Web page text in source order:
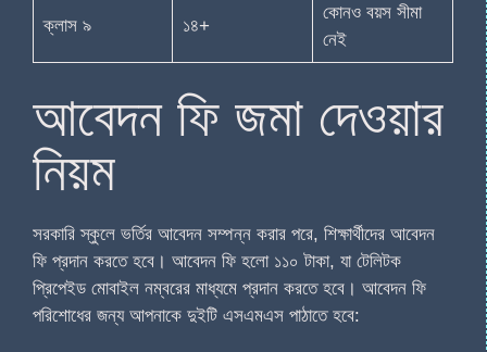
ক্লাস ৯ ১৪+
কোনও বয়স সীমা
নেই
আবেদন ফি জমা দেওয়ার
নিয়ম
সরকারি স্কুলে ভর্তির আবেদন সম্পন্ন করার পরে, শিক্ষার্থীদের আবেদন
ফি প্রদান করতে হবে। আবেদন ফি হলো ১১০ টাকা, যা টেলিটক
প্রিপেইড মোবাইল নম্বরের মাধ্যমে প্রদান করতে হবে। আবেদন ফি
পরিশোধের জন্য আপনাকে দুইটি এসএমএস পাঠাতে হবে: